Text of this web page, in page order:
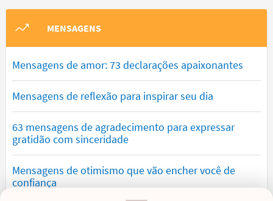
MENSAGENS
Mensagens de amor: 73 declarações apaixonantes
Mensagens de reflexão para inspirar seu dia
63 mensagens de agradecimento para expressar
gratidão com sinceridade
Mensagens de otimismo que vão encher você de
confiança